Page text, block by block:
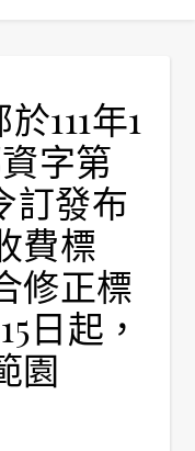
111年1
字第
訂發布
費標
修正標
日起，
園